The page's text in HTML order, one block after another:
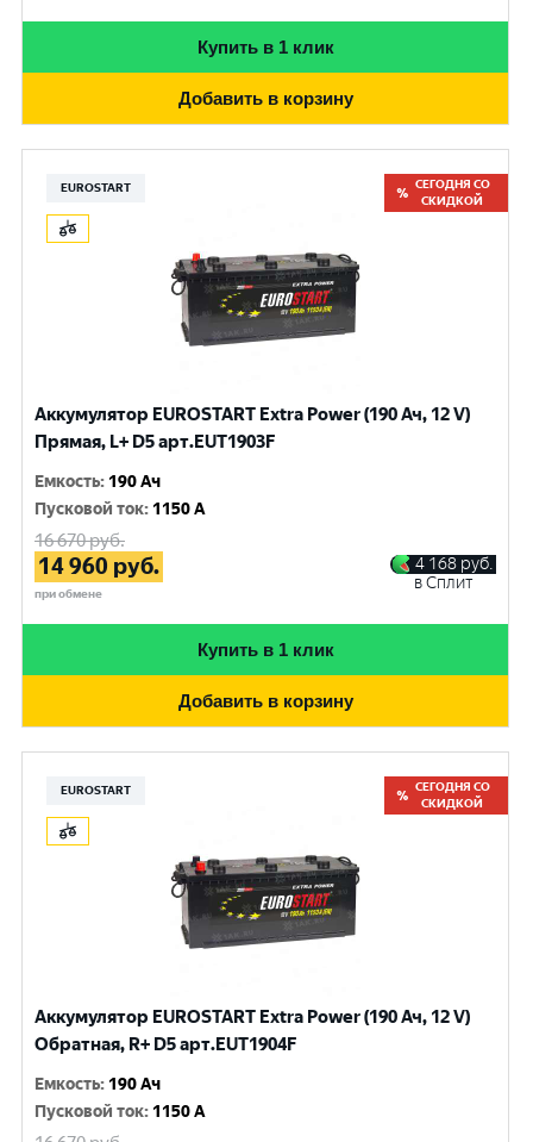
Купить в 1 клик
Добавить в корзину
EUROSTART
СЕГОДНЯ СО
СКИДКОЙ
Аккумулятор EUROSTART Extra Power (190 Ач, 12 V)
Прямая, L+ D5 арт.EUT1903F
Емкость: 190 Ач
Пусковой ток: 1150 A
16 670руб.
14 960 руб.
при обмене
4 168 руб.
в Сплит
Купить в 1 клик
Добавить в корзину
EUROSTART
СЕГОДНЯ СО
СКИДКОЙ
Аккумулятор EUROSTART Extra Power (190 Ач, 12 V)
Обратная, R+ D5 арт.EUT1904F
Емкость: 190 Ач
Пусковой ток: 1150 A